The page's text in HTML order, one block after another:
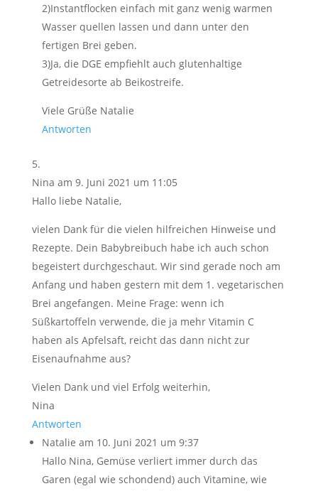
2)Instantflocken einfach mit ganz wenig warmen
Wasser quellen lassen und dann unter den
fertigen Brei geben.
3)Ja, die DGE empfiehlt auch glutenhaltige
Getreidesorte ab Beikostreife.
Viele Grüße Natalie
Antworten
Nina am 9. Juni 2021 um 11:05
Hallo liebe Natalie,
vielen Dank für die vielen hilfreichen Hinweise und
Rezepte. Dein Babybreibuch habe ich auch schon
begeistert durchgeschaut. Wir sind gerade noch am
Anfang und haben gestern mit dem 1. vegetarischen
Brei angefangen. Meine Frage: wenn ich
Süßkartoffeln verwende, die ja mehr Vitamin C
haben als Apfelsaft, reicht das dann nicht zur
Eisenaufnahme aus?
Vielen Dank und viel Erfolg weiterhin,
Nina
Antworten
Natalie am 10. Juni 2021 um 9:37
Hallo Nina, Gemüse verliert immer durch das
Garen (egal wie schondend) auch Vitamine, wie